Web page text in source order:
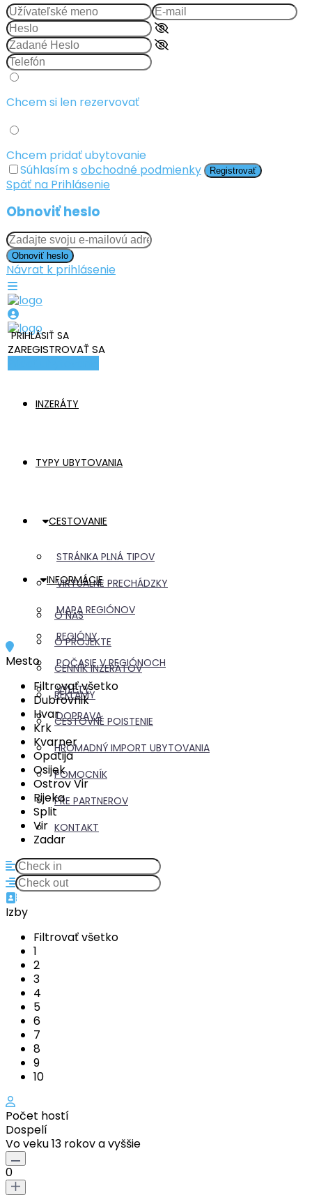
Chcem si len rezervovať
Chcem pridať ubytovanie
Súhlasím s obchodné podmienky Registrovať
Späť na Prihlásenie
Obnoviť heslo
Obnoviť heslo
Návrat k prihlásenie
PRIHLÁSIŤ SA
ZAREGISTROVAŤ SA
INZERÁTY
TYPY UBYTOVANIA
CESTOVANIE
STRÁNKA PLNÁ TIPOV
VIRTUÁLNE PRECHÁDZKY
MAPA REGIÓNOV
REGIÓNY
POČASIE V REGIÓNOCH
VÝLETY
DOPRAVA
INFORMÁCIE
O NÁS
O PROJEKTE
CENNÍK INZERÁTOV
REKLAMY
CESTOVNÉ POISTENIE
HROMADNÝ IMPORT UBYTOVANIA
POMOCNÍK
PRE PARTNEROV
KONTAKT
Mesto
Filtrovať všetko
Dubrovnik
Hvar
Krk
Kvarner
Opatija
Osijek
Ostrov Vir
Rijeka
Split
Vir
Zadar
Izby
Filtrovať všetko
1
2
3
4
5
6
7
8
9
10
Počet hostí
Dospelí
Vo veku 13 rokov a vyššie
0